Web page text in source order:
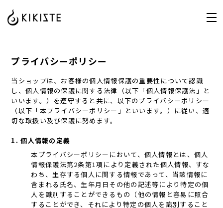
プライバシーポリシー
当ショップは、お客様の個人情報保護の重要性について認識
し、個人情報の保護に関する法律（以下「個人情報保護法」と
いいます。）を遵守すると共に、以下のプライバシーポリシー
（以下「本プライバシーポリシー」といいます。）に従い、適
切な取扱い及び保護に努めます。
1. 個人情報の定義
本プライバシーポリシーにおいて、個人情報とは、個人
情報保護法第2条第1項により定義された個人情報、すな
わち、生存する個人に関する情報であって、当該情報に
含まれる氏名、生年月日その他の記述等により特定の個
人を識別することができるもの（他の情報と容易に照合
することができ、それにより特定の個人を識別すること